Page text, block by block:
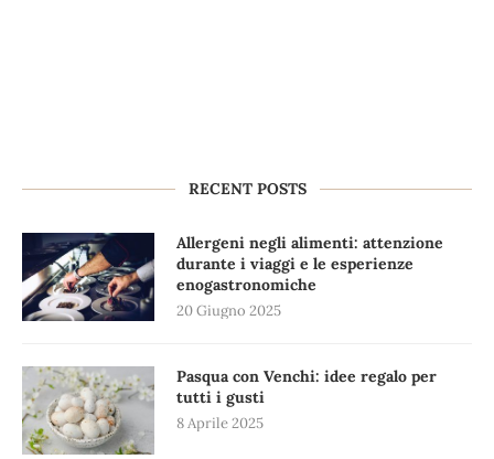
RECENT POSTS
Allergeni negli alimenti: attenzione
durante i viaggi e le esperienze
enogastronomiche
20 Giugno 2025
Pasqua con Venchi: idee regalo per
tutti i gusti
8 Aprile 2025